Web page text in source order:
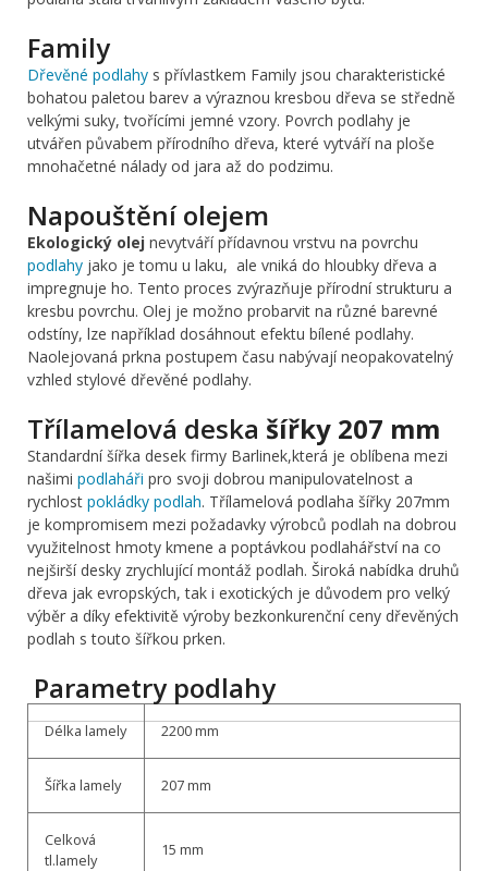
Family
Dřevěné podlahy s přívlastkem Family jsou charakteristické
bohatou paletou barev a výraznou kresbou dřeva se středně
velkými suky, tvořícími jemné vzory. Povrch podlahy je
utvářen půvabem přírodního dřeva, které vytváří na ploše
mnohačetné nálady od jara až do podzimu.
Napouštění olejem
Ekologický olej nevytváří přídavnou vrstvu na povrchu
podlahy jako je tomu u laku, ale vniká do hloubky dřeva a
impregnuje ho. Tento proces zvýrazňuje přírodní strukturu a
kresbu povrchu. Olej je možno probarvit na různé barevné
odstíny, lze například dosáhnout efektu bílené podlahy.
Naolejovaná prkna postupem času nabývají neopakovatelný
vzhled stylové dřevěné podlahy.
Třílamelová deska šířky 207 mm
Standardní šířka desek firmy Barlinek,která je oblíbena mezi
našimi podlaháři pro svoji dobrou manipulovatelnost a
rychlost pokládky podlah. Třílamelová podlaha šířky 207mm
je kompromisem mezi požadavky výrobců podlah na dobrou
využitelnost hmoty kmene a poptávkou podlahářství na co
nejširší desky zrychlující montáž podlah. Široká nabídka druhů
dřeva jak evropských, tak i exotických je důvodem pro velký
výběr a díky efektivitě výroby bezkonkurenční ceny dřevěných
podlah s touto šířkou prken.
Parametry podlahy
Délka lamely 2200 mm
Šířka lamely 207 mm
Celková
tl.lamely
15 mm